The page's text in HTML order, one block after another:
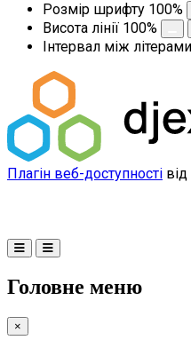
Розмір шрифту 100%
Висота лінії 100%
Інтервал між літерами
Плагін веб-доступності
Головне меню
×